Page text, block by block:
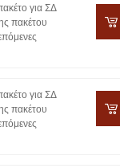
για ΣΔ
πακέτου
για ΣΔ
πακέτου